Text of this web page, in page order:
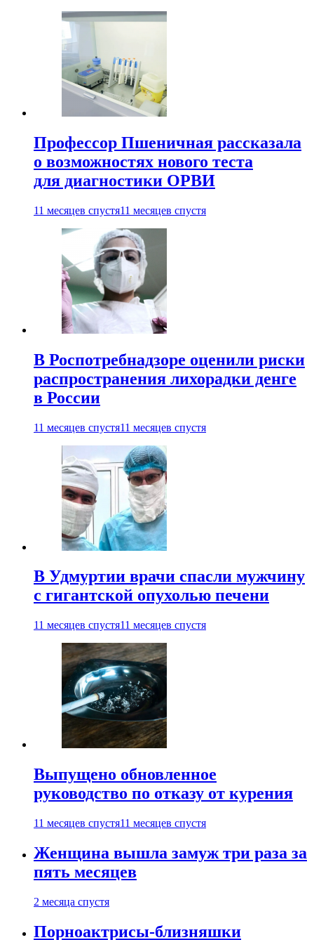
Профессор Пшеничная рассказала
о возможностях нового теста
для диагностики ОРВИ
11 месяцев спустя11 месяцев спустя
В Роспотребнадзоре оценили риски
распространения лихорадки денге
в России
11 месяцев спустя11 месяцев спустя
В Удмуртии врачи спасли мужчину
с гигантской опухолью печени
11 месяцев спустя11 месяцев спустя
Выпущено обновленное
руководство по отказу от курения
11 месяцев спустя11 месяцев спустя
Женщина вышла замуж три раза за
пять месяцев
2 месяца спустя
Порноактрисы-близняшки